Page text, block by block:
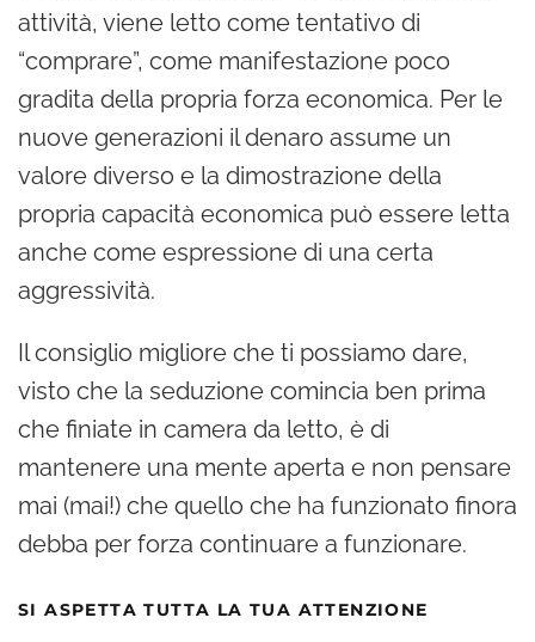
attività, viene letto come tentativo di
“comprare”, come manifestazione poco
gradita della propria forza economica. Per le
nuove generazioni il denaro assume un
valore diverso e la dimostrazione della
propria capacità economica può essere letta
anche come espressione di una certa
aggressività.
Il consiglio migliore che ti possiamo dare,
visto che la seduzione comincia ben prima
che finiate in camera da letto, è di
mantenere una mente aperta e non pensare
mai (mai!) che quello che ha funzionato finora
debba per forza continuare a funzionare.
SI ASPETTA TUTTA LA TUA ATTENZIONE